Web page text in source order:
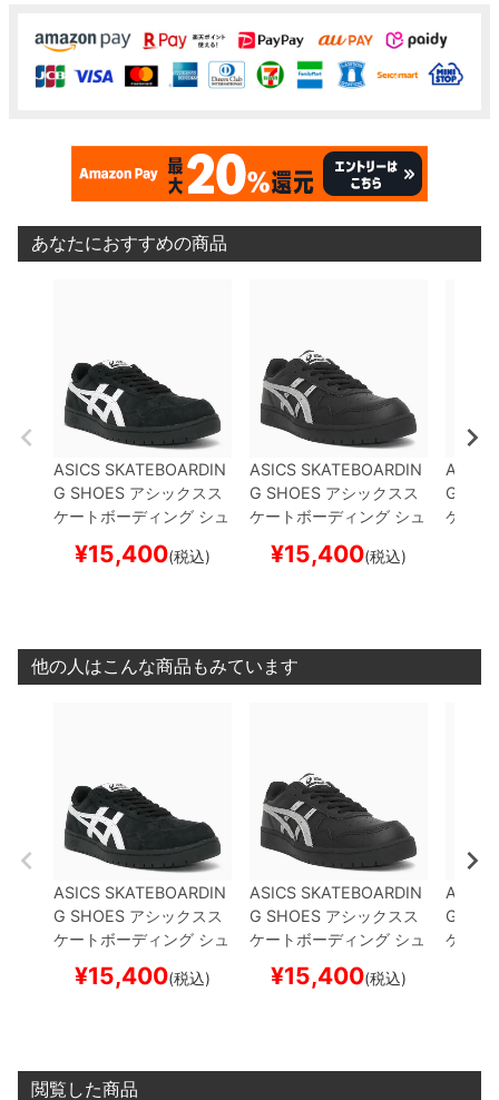
あなたにおすすめの商品
ASICS SKATEBOARDIN
G SHOES アシックスス
ケートボーディング シュ
PROBLACK/WHITEス
¥15,400(税込)
ASICS SKATEBOARDIN
G SHOES アシックスス
ケートボーディング シュ
PROBLACK/SILVERス
¥15,400(税込)
ASICS
G
ケート
他の人はこんな商品もみています
ASICS SKATEBOARDIN
G SHOES アシックスス
ケートボーディング シュ
ーズ スニーカー
PROBLACK/WHITEス
¥15,400(税込)
ASICS SKATEBOARDIN
G SHOES アシックスス
ケートボーディング シュ
ーズ スニーカー
PROBLACK/SILVERス
¥15,400(税込)
ASICS
G
ケート
閲覧した商品